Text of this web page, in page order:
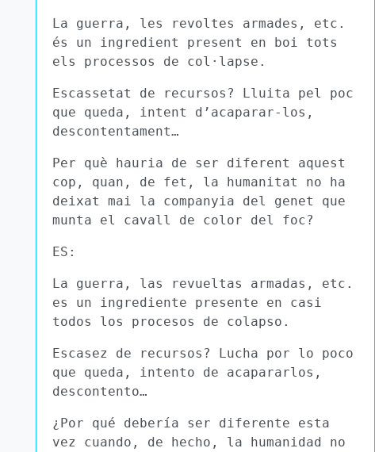
La guerra, les revoltes armades, etc.
és un ingredient present en boi tots
els processos de col·lapse.
Escassetat de recursos? Lluita pel poc
que queda, intent d’acaparar-los,
descontentament…
Per què hauria de ser diferent aquest
cop, quan, de fet, la humanitat no ha
deixat mai la companyia del genet que
munta el cavall de color del foc?
ES:
La guerra, las revueltas armadas, etc.
es un ingrediente presente en casi
todos los procesos de colapso.
Escasez de recursos? Lucha por lo poco
que queda, intento de acapararlos,
descontento…
¿Por qué debería ser diferente esta
vez cuando, de hecho, la humanidad no